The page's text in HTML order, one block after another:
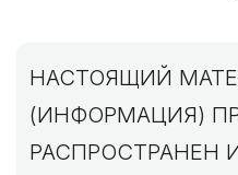
НАСТОЯЩИЙ
(ИНФОРМАЦИЯ)
РАСПРОСТРАНЕН